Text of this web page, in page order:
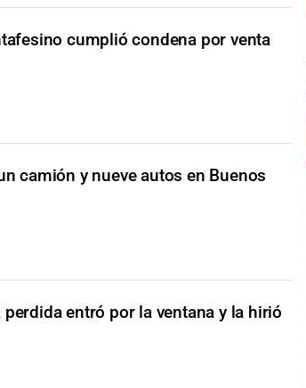
cumplió condena por venta
camión y nueve autos en Buenos
entró por la ventana y la hirió